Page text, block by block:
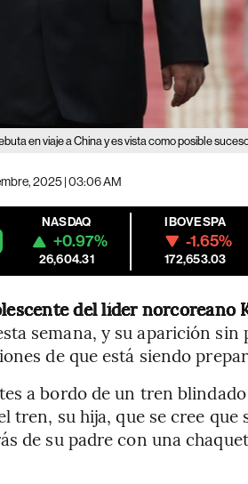
en viaje a China y es vista como posible
2025 | 03:06 AM
NASDAQ
+0.97%
26,604.31
IBOVESPA
-1.65%
172,653.03
del líder norcoreano
semana, y su aparición sin
de que está siendo
a bordo de un tren
tren, su hija, que se cree que
de su padre con una